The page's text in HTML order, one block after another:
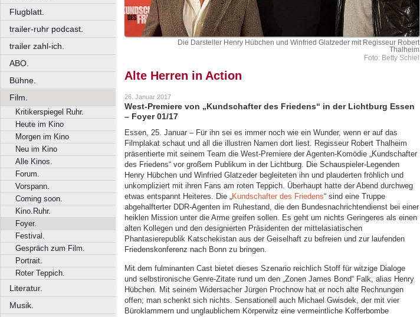
Flugblatt.
trailer-ruhr podcast.
trailer zahl-ich.
ABO.
Bühne.
Film.
Kritikerspiegel Ruhr.
Heute im Kino
Morgen im Kino
Neu im Kino
Alle Kinos.
Forum.
Vorspann.
Coming soon.
Kino.Ruhr.
Foyer.
Festival.
Gespräch zum Film.
Portrait.
Roter Teppich.
Literatur.
Musik.
Die Darsteller Henry Hübchen und Winfried Glatzeder mit Regisseur Robert
Thalheim
Foto: Betty Schiel
Alte Herren in Action
26. Januar 2017
West-Premiere von „Kundschafter des Friedens“ in der Lichtburg Essen
– Foyer 01/17
Essen, 25. Januar – Für ihn sei es immer noch wie ein Wunder, wenn er auf das
Filmplakat schaut und all die illustren Namen dort liest. Regisseur Robert Thalheim
präsentierte mit seinem Team die West-Premiere der Agenten-Komödie „Kundschafter
des Friedens“ vor großem Publikum in der Lichtburg. Die Schauspieler-Legenden
Henry Hübchen und Winfried Glatzeder begleiteten ihn und plauderten fröhlich und
unkompliziert mit ihren Fans am roten Teppich. Überhaupt hatte der Abend durchweg
etwas entspannt Heiteres. Die „Kundschafter des Friedens“ sind eine Truppe
abgehalfterter DDR-Agenten im Ruhestand, die den Bundesnachrichtendienst bei einer
heiklen Mission unter die Arme greifen sollen. Es geht um nichts Geringeres als einen
alten Kollegen und den designierten Präsidenten der mittelasiatischen
Phantasierepublik Katschekistan aus der Geiselhaft zu befreien und zur laufenden
Friedenskonferenz nach Bonn zu bringen.
Mit dem fulminanten Cast bietet dieses Szenario reichlich Stoff für witzige Dialoge
und selbstironische Genre-Zitate rund um den „Zonen James Bond“ Falk, alias Henry
Hübchen. Mit seinem Widersacher Jürgen Prochnow hat er noch alte Rechnungen
offen; man schenkt sich nichts. Sensationell auch Michael Gwisdek, der mit vier
Büroklammern und unglaublichem Körperwitz eine vermeintliche Kofferbombe